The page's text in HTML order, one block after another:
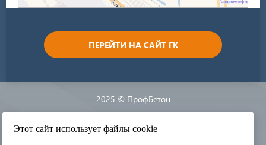
ПЕРЕЙТИ НА САЙТ ГК
2025 © ПрофБетон
Разработка сайта:
Этот сайт использует файлы cookie